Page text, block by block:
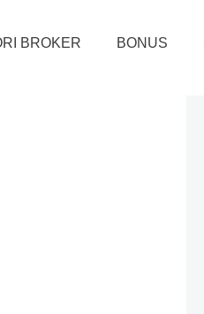
BROKER BONUS